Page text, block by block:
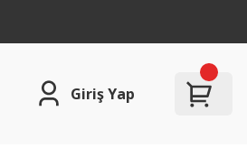
Giriş Yap